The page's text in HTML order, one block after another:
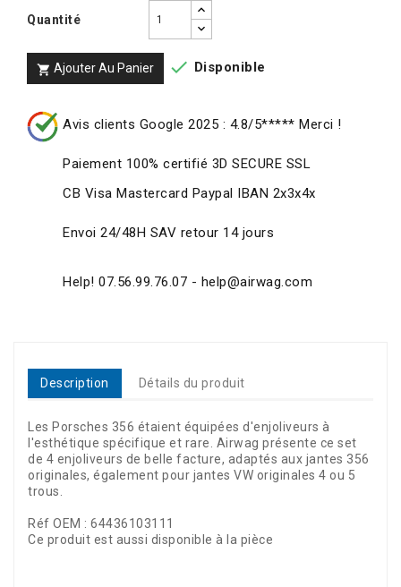
Quantité
 Ajouter Au Panier  Disponible
Avis clients Google 2025 : 4.8/5***** Merci !
Paiement 100% certifié 3D SECURE SSL
CB Visa Mastercard Paypal IBAN 2x3x4x
Envoi 24/48H SAV retour 14 jours
Help! 07.56.99.76.07 - help@airwag.com
Description Détails du produit
Les Porsches 356 étaient équipées d'enjoliveurs à
l'esthétique spécifique et rare. Airwag présente ce set
de 4 enjoliveurs de belle facture, adaptés aux jantes 356
originales, également pour jantes VW originales 4 ou 5
trous.
Réf OEM : 64436103111
Ce produit est aussi disponible à la pièce